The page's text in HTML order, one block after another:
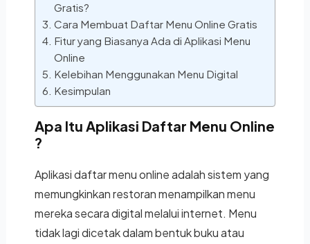
Gratis?
Cara Membuat Daftar Menu Online Gratis
Fitur yang Biasanya Ada di Aplikasi Menu
Online
Kelebihan Menggunakan Menu Digital
Kesimpulan
Apa Itu Aplikasi Daftar Menu Online
?
Aplikasi daftar menu online adalah sistem yang
memungkinkan restoran menampilkan menu
mereka secara digital melalui internet. Menu
tidak lagi dicetak dalam bentuk buku atau